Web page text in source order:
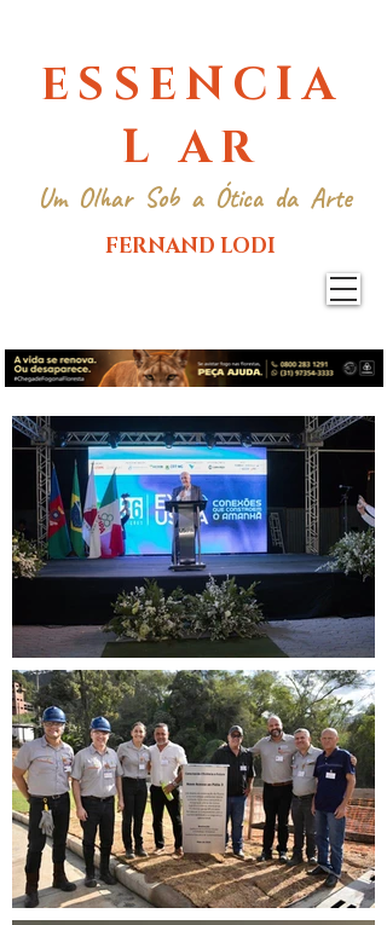
ESSENCIA
L AR
Um Olhar Sob a Ótica da Arte
FERNAND LODI